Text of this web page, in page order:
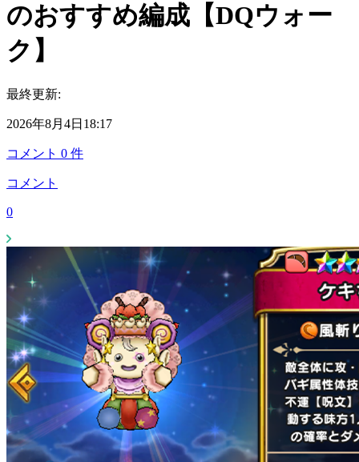
のおすすめ編成【DQウォー
ク】
最終更新:
2026年8月4日18:17
コメント 0 件
コメント
0